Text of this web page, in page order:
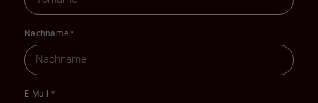
Nachname*
E-Mail *